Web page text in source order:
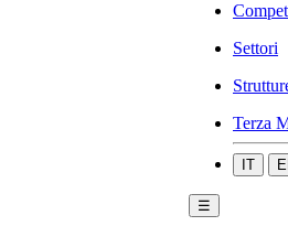
Settori
Terza
IT
☰